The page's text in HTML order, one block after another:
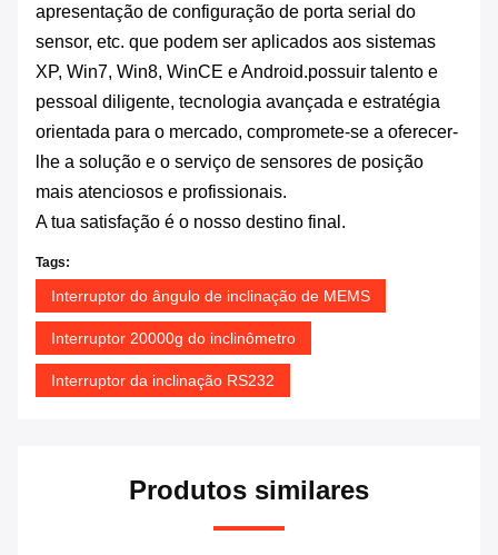
apresentação de configuração de porta serial do
sensor, etc. que podem ser aplicados aos sistemas
XP, Win7, Win8, WinCE e Android.possuir talento e
pessoal diligente, tecnologia avançada e estratégia
orientada para o mercado, compromete-se a oferecer-
lhe a solução e o serviço de sensores de posição
mais atenciosos e profissionais.
A tua satisfação é o nosso destino final.
Tags:
Interruptor do ângulo de inclinação de MEMS
Interruptor 20000g do inclinômetro
Interruptor da inclinação RS232
Produtos similares